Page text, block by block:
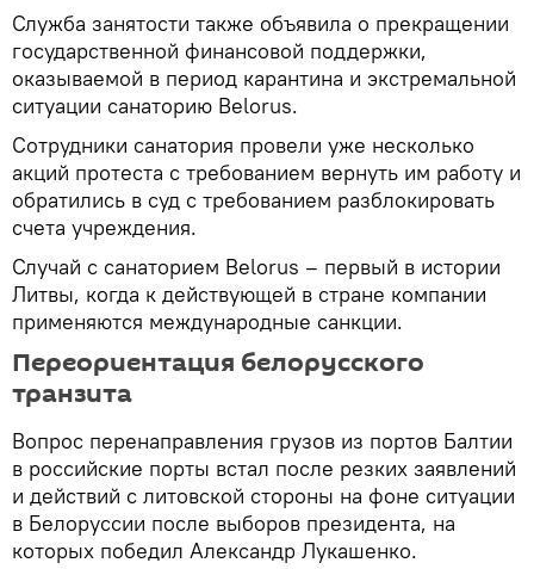
Служба занятости также объявила о прекращении
государственной финансовой поддержки,
оказываемой в период карантина и экстремальной
ситуации санаторию Belorus.
Сотрудники санатория провели уже несколько
акций протеста с требованием вернуть им работу и
обратились в суд с требованием разблокировать
счета учреждения.
Случай с санаторием Belorus – первый в истории
Литвы, когда к действующей в стране компании
применяются международные санкции.
Переориентация белорусского
транзита
Вопрос перенаправления грузов из портов Балтии
в российские порты встал после резких заявлений
и действий с литовской стороны на фоне ситуации
в Белоруссии после выборов президента, на
которых победил Александр Лукашенко.